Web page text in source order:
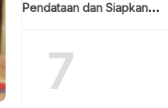
Pendataan dan Siapkan
7